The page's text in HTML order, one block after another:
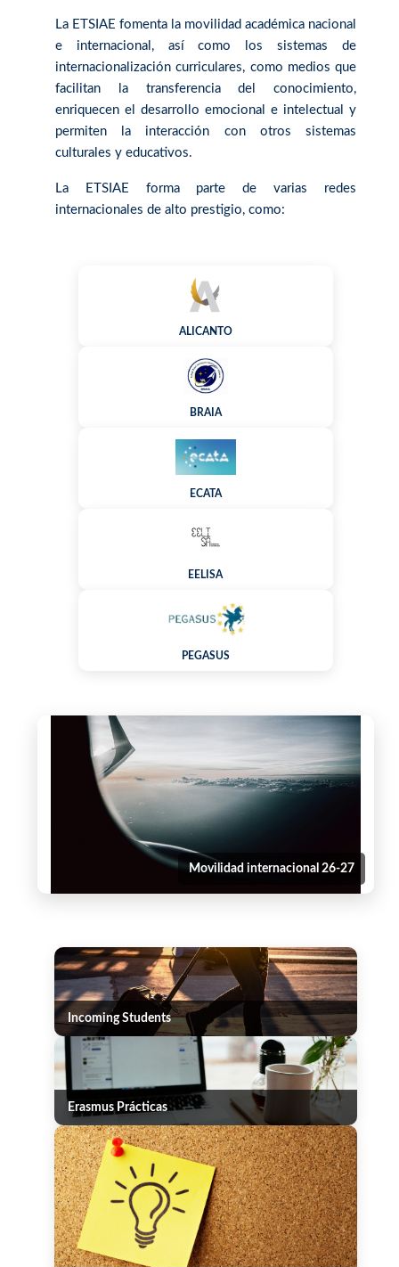
La ETSIAE fomenta la movilidad académica nacional
e internacional, así como los sistemas de
internacionalización curriculares, como medios que
facilitan la transferencia del conocimiento,
enriquecen el desarrollo emocional e intelectual y
permiten la interacción con otros sistemas
culturales y educativos.
La ETSIAE forma parte de varias redes
internacionales de alto prestigio, como:
ALICANTO
BRAIA
ECATA
EELISA
PEGASUS
Movilidad internacional 26-27
Incoming Students
Erasmus Prácticas